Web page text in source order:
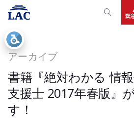
緊
会社情報
アーカイブ
書籍『絶対わかる 情
支援士 2017年春版』
す！